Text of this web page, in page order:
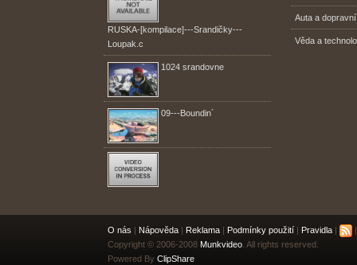
RUSKA-[kompilace]---Srandičky---
Loupak.c
1024 srandovne
09---Boundin´
Auta a
Věda a
O nás | Nápověda | Reklama | Podmínky použití | Pravidla |
Copyright © 2006-2008 Munkvideo . All rights reserved.
Powered By ClipShare